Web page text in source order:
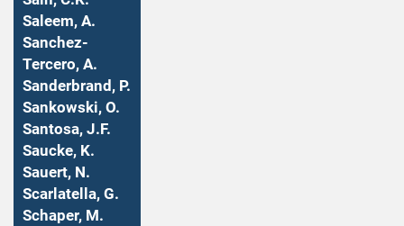
Saleem, A.
Sanchez-
Tercero, A.
Sanderbrand, P.
Sankowski, O.
Santosa, J.F.
Saucke, K.
Sauert, N.
Scarlatella, G.
Schaper, M.